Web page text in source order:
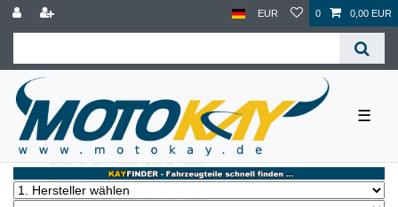
EUR 0 0,00 EUR
☰